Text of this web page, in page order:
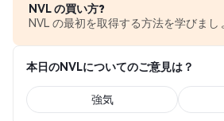
NVL の買い方?
NVL の最初を取得する方法を学びまし
本日のNVLについてのご意見は？
強気